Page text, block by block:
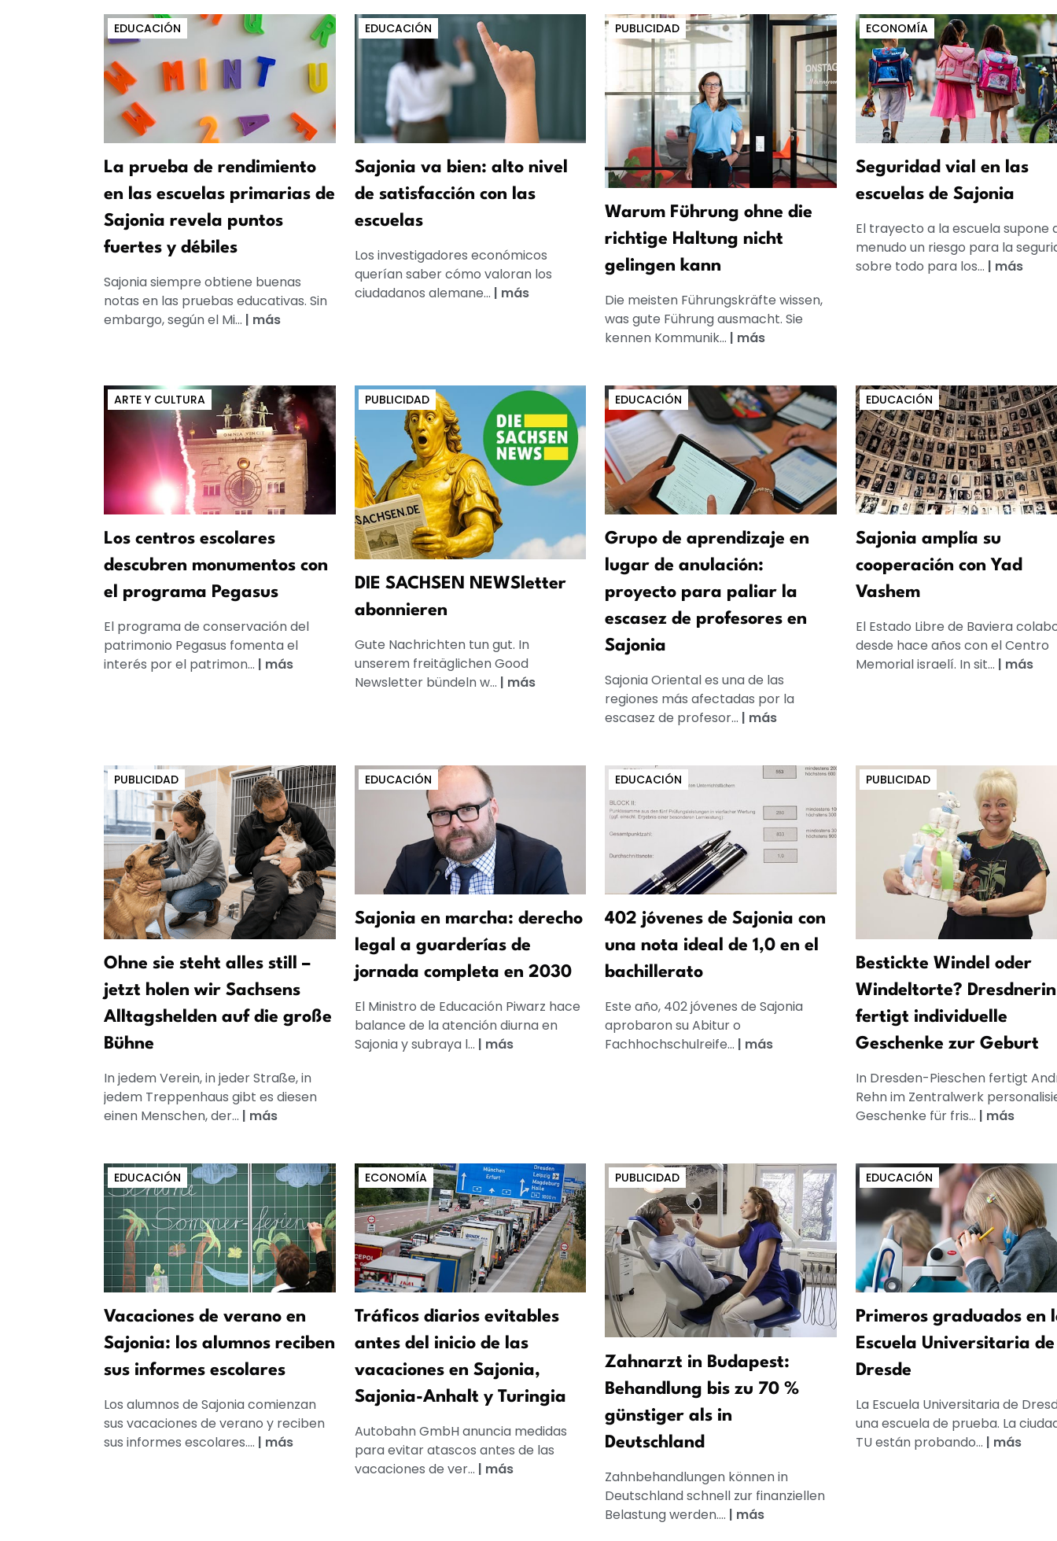
EDUCACIÓN
La prueba de rendimiento
en las escuelas primarias de
Sajonia revela puntos
fuertes y débiles
Sajonia siempre obtiene buenas
notas en las pruebas educativas. Sin
embargo, según el Mi... | más
EDUCACIÓN
Sajonia va bien: alto nivel
de satisfacción con las
escuelas
Los investigadores económicos
querían saber cómo valoran los
ciudadanos alemane... | más
PUBLICIDAD
Warum Führung ohne die
richtige Haltung nicht
gelingen kann
Die meisten Führungskräfte wissen,
was gute Führung ausmacht. Sie
kennen Kommunik... | más
ECONOMÍA
Seguridad vial en las
escuelas de Sajonia
El trayecto a la escuela supone
menudo un riesgo para la
sobre todo para los... | más
ARTE Y CULTURA
Los centros escolares
descubren monumentos con
el programa Pegasus
El programa de conservación del
patrimonio Pegasus fomenta el
interés por el patrimon... | más
PUBLICIDAD
DIE SACHSEN NEWSletter
abonnieren
Gute Nachrichten tun gut. In
unserem freitäglichen Good
Newsletter bündeln w... | más
EDUCACIÓN
Grupo de aprendizaje en
lugar de anulación:
proyecto para paliar la
escasez de profesores en
Sajonia
Sajonia Oriental es una de las
regiones más afectadas por la
escasez de profesor... | más
EDUCACIÓN
Sajonia amplía su
cooperación con Yad
Vashem
El Estado Libre de Baviera
desde hace años con el Centro
Memorial israelí. In sit... | más
PUBLICIDAD
Ohne sie steht alles still –
jetzt holen wir Sachsens
Alltagshelden auf die große
Bühne
In jedem Verein, in jeder Straße, in
jedem Treppenhaus gibt es diesen
einen Menschen, der... | más
EDUCACIÓN
Sajonia en marcha: derecho
legal a guarderías de
jornada completa en 2030
El Ministro de Educación Piwarz hace
balance de la atención diurna en
Sajonia y subraya l... | más
EDUCACIÓN
402 jóvenes de Sajonia con
una nota ideal de 1,0 en el
bachillerato
Este año, 402 jóvenes de Sajonia
aprobaron su Abitur o
Fachhochschulreife... | más
PUBLICIDAD
Bestickte Windel oder
Windeltorte? Dresdnerin
fertigt individuelle
Geschenke zur Geburt
In Dresden-Pieschen fertigt
Rehn im Zentralwerk
Geschenke für fris... | más
EDUCACIÓN
Vacaciones de verano en
Sajonia: los alumnos reciben
sus informes escolares
Los alumnos de Sajonia comienzan
sus vacaciones de verano y reciben
sus informes escolares.... | más
ECONOMÍA
Tráficos diarios evitables
antes del inicio de las
vacaciones en Sajonia,
Sajonia-Anhalt y Turingia
Autobahn GmbH anuncia medidas
para evitar atascos antes de las
vacaciones de ver... | más
PUBLICIDAD
Zahnarzt in Budapest:
Behandlung bis zu 70 %
günstiger als in
Deutschland
Zahnbehandlungen können in
Deutschland schnell zur finanziellen
Belastung werden.... | más
EDUCACIÓN
Primeros graduados en
Escuela Universitaria de
Dresde
La Escuela Universitaria de
una escuela de prueba. La
TU están probando... | más